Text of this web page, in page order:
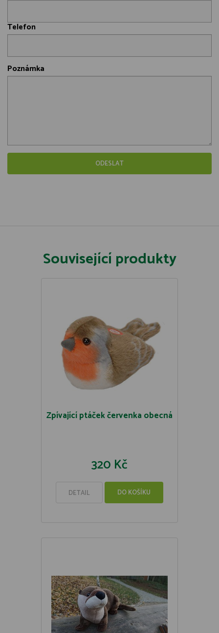
Telefon
Poznámka
Související produkty
Zpívající ptáček červenka obecná
320 Kč
DETAIL DO KOŠÍKU